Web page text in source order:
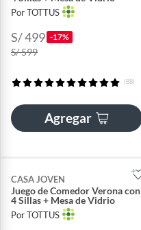
Por TOTTUS
S/ 499 -17%
S/ 599
(88)
Agregar
CASA JOVEN
Juego de Comedor Verona con
4 Sillas + Mesa de Vidrio
Por TOTTUS